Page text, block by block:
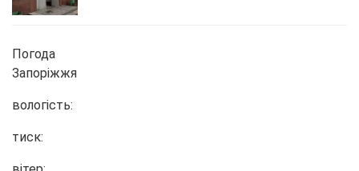
Погода
Запоріжжя
вологість:
тиск: